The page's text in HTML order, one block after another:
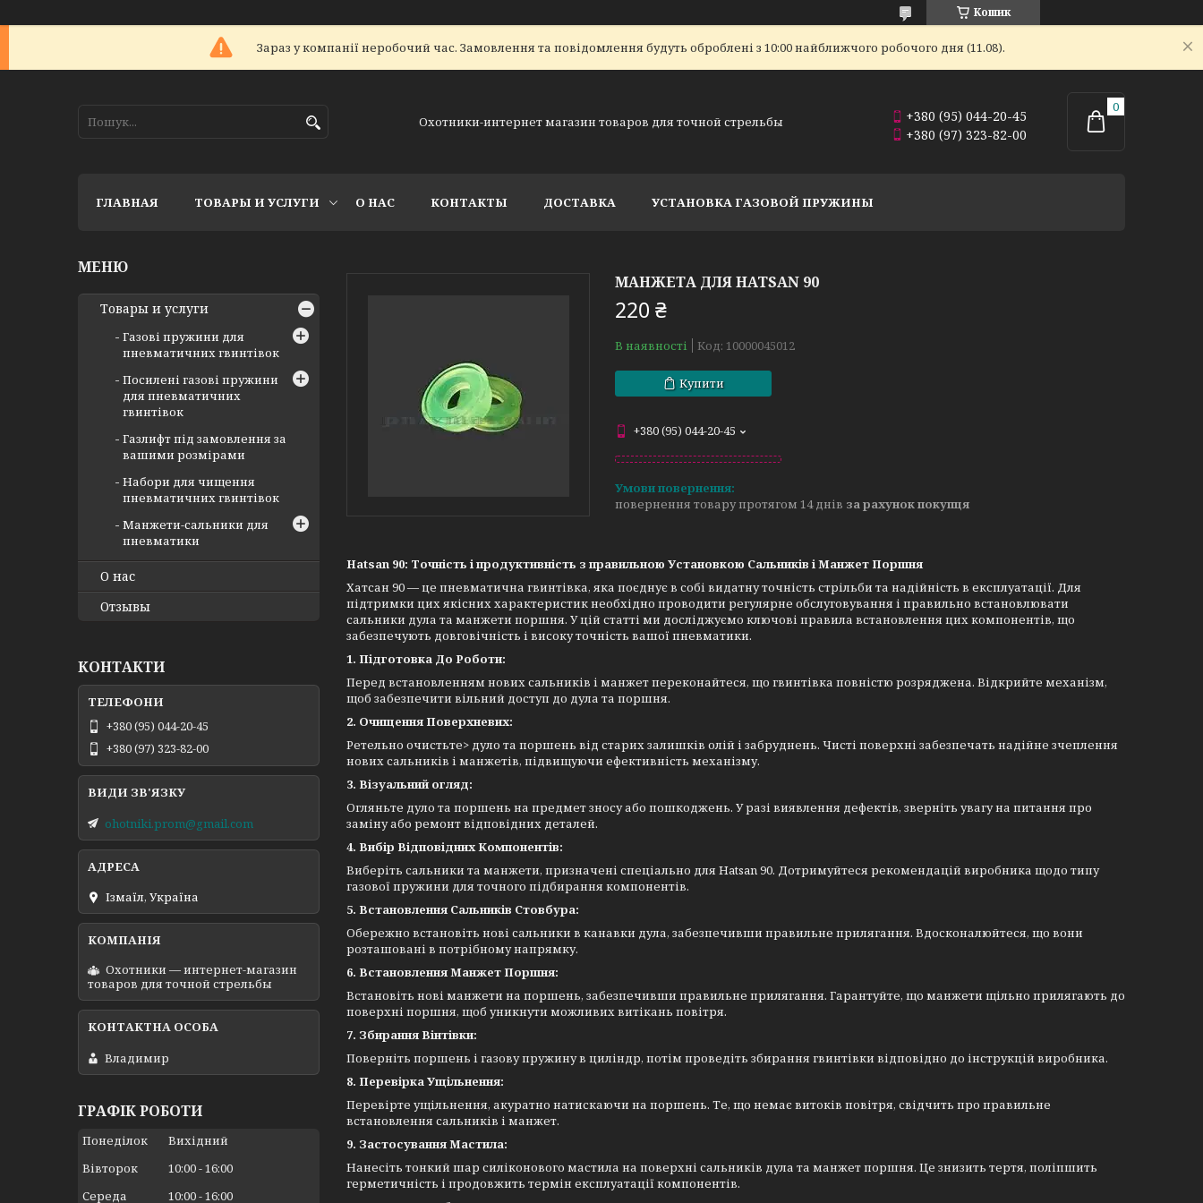
Кошик
Зараз у компанії неробочий час. Замовлення та повідомлення будуть оброблені з 10:00 найближчого робочого дня (11.08).
Охотники-интернет магазин товаров для точной стрельбы
+380 (95) 044-20-45
+380 (97) 323-82-00
ГЛАВНАЯ ТОВАРЫ И УСЛУГИ О НАС КОНТАКТЫ ДОСТАВКА УСТАНОВКА ГАЗОВОЙ ПРУЖИНЫ
МАНЖЕТА ДЛЯ HATSAN 90
220 ₴
В наявності Код: 10000045012
Купити
+380 (95) 044-20-45
повернення товару протягом 14 днів за рахунок покупця
Hatsan 90: Точність і продуктивність з правильною Установкою Сальників і Манжет Поршня
Хатсан 90 — це пневматична гвинтівка, яка поєднує в собі видатну точність стрільби та надійність в експлуатації. Для
підтримки цих якісних характеристик необхідно проводити регулярне обслуговування і правильно встановлювати
сальники дула та манжети поршня. У цій статті ми досліджуємо ключові правила встановлення цих компонентів, що
забезпечують довговічність і високу точність вашої пневматики.
1. Підготовка До Роботи:
Перед встановленням нових сальників і манжет переконайтеся, що гвинтівка повністю розряджена. Відкрийте механізм,
щоб забезпечити вільний доступ до дула та поршня.
2. Очищення Поверхневих:
Ретельно очистьте> дуло та поршень від старих залишків олій і забруднень. Чисті поверхні забезпечать надійне зчеплення
нових сальників і манжетів, підвищуючи ефективність механізму.
3. Візуальний огляд:
Огляньте дуло та поршень на предмет зносу або пошкоджень. У разі виявлення дефектів, зверніть увагу на питання про
заміну або ремонт відповідних деталей.
4. Вибір Відповідних Компонентів:
Виберіть сальники та манжети, призначені спеціально для Hatsan 90. Дотримуйтеся рекомендацій виробника щодо типу
газової пружини для точного підбирання компонентів.
5. Встановлення Сальників Стовбура:
Обережно встановіть нові сальники в канавки дула, забезпечивши правильне прилягання. Вдосконалюйтеся, що вони
розташовані в потрібному напрямку.
6. Встановлення Манжет Поршня:
Встановіть нові манжети на поршень, забезпечивши правильне прилягання. Гарантуйте, що манжети щільно прилягають до
поверхні поршня, щоб уникнути можливих витікань повітря.
7. Збирання Вінтівки:
Поверніть поршень і газову пружину в циліндр, потім проведіть збирання гвинтівки відповідно до інструкцій виробника.
8. Перевірка Ущільнення:
Перевірте ущільнення, акуратно натискаючи на поршень. Те, що немає витоків повітря, свідчить про правильне
встановлення сальників і манжет.
9. Застосування Мастила:
Нанесіть тонкий шар силіконового мастила на поверхні сальників дула та манжет поршня. Це знизить тертя, поліпшить
герметичність і продовжить термін експлуатації компонентів.
Товары и услуги
Газові пружини для
пневматичних гвинтівок
Посилені газові пружини
для пневматичних
гвинтівок
Газлифт під замовлення за
вашими розмірами
Набори для чищення
пневматичних гвинтівок
Манжети-сальники для
пневматики
О нас
Отзывы
КОНТАКТИ
+380 (95) 044-20-45
+380 (97) 323-82-00
ohotniki.prom@gmail.com
Ізмаїл, Україна
Охотники — интернет-магазин
товаров для точной стрельбы
Владимир
ГРАФІК РОБОТИ
Понеділок
Вихідний
Вівторок
10:00 16:00
Середа
10:00 16:00